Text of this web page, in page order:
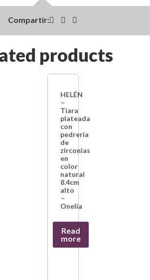
Compartir:
products
HELÉN
–
Tiara
plateada
con
pedrería
de
zirconias
en
color
natural
8.4cm
alto
–
Onelia
Read
more